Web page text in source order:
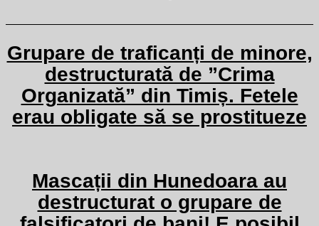
Grupare de traficanți de minore,
destructurată de ”Crima
Organizată” din Timiș. Fetele
erau obligate să se prostitueze
Mascații din Hunedoara au
destructurat o grupare de